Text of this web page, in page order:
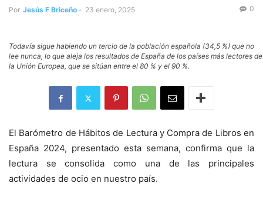
Por Jesús F Briceño - 23 enero, 2025 0
Todavía sigue habiendo un tercio de la población española (34,5 %) que no
lee nunca, lo que aleja los resultados de España de los países más lectores de
la Unión Europea, que se sitúan entre el 80 % y el 90 %.
El Barómetro de Hábitos de Lectura y Compra de Libros en
España 2024, presentado esta semana, confirma que la
lectura se consolida como una de las principales
actividades de ocio en nuestro país.